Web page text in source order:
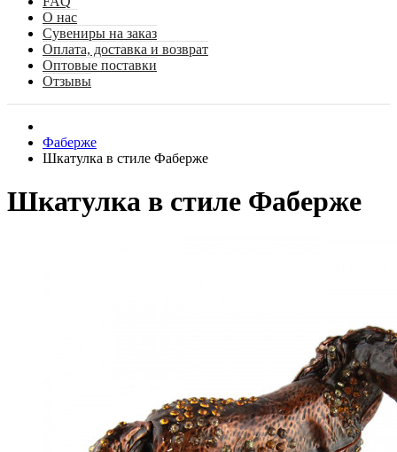
О нас
Сувениры на заказ
Оплата, доставка и возврат
Оптовые поставки
Отзывы
Фаберже
Шкатулка в стиле Фаберже
Шкатулка в стиле Фаберже